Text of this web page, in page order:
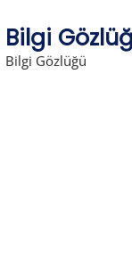
Bilgi
Bilgi Gözlüğü